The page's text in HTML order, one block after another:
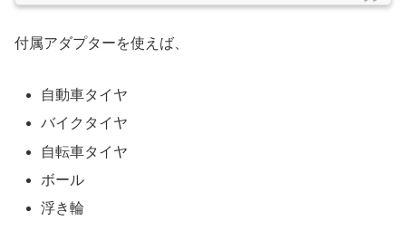
付属アダプターを使えば、
自動車タイヤ
バイクタイヤ
自転車タイヤ
ボール
浮き輪